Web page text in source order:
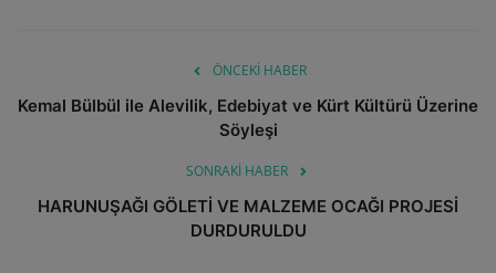
ÖNCEKI HABER
Kemal Bülbül ile Alevilik, Edebiyat ve Kürt Kültürü Üzerine
Söyleşi
SONRAKI HABER
HARUNUŞAĞI GÖLETİ VE MALZEME OCAĞI PROJESİ
DURDURULDU